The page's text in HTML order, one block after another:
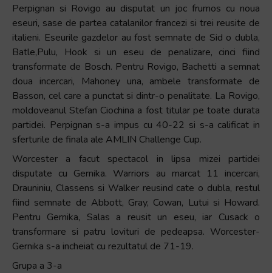
Perpignan si Rovigo au disputat un joc frumos cu noua
eseuri, sase de partea catalanilor francezi si trei reusite de
italieni. Eseurile gazdelor au fost semnate de Sid o dubla,
Batle,Pulu, Hook si un eseu de penalizare, cinci fiind
transformate de Bosch. Pentru Rovigo, Bachetti a semnat
doua incercari, Mahoney una, ambele transformate de
Basson, cel care a punctat si dintr-o penalitate. La Rovigo,
moldoveanul Stefan Ciochina a fost titular pe toate durata
partidei. Perpignan s-a impus cu 40-22 si s-a calificat in
sferturile de finala ale AMLIN Challenge Cup.
Worcester a facut spectacol in lipsa mizei partidei
disputate cu Gernika. Warriors au marcat 11 incercari,
Drauniniu, Classens si Walker reusind cate o dubla, restul
fiind semnate de Abbott, Gray, Cowan, Lutui si Howard.
Pentru Gernika, Salas a reusit un eseu, iar Cusack o
transformare si patru lovituri de pedeapsa. Worcester-
Gernika s-a incheiat cu rezultatul de 71-19.
Grupa a 3-a